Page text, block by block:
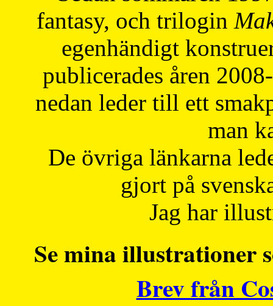
fantasy, och trilogin
egenhändigt
publicerades åren
nedan leder till ett
man
De övriga länkarna
gjort på
Jag har
Se mina illustrationer
Brev från